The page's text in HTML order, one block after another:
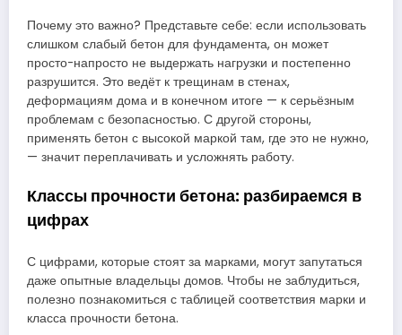
Почему это важно? Представьте себе: если использовать
слишком слабый бетон для фундамента, он может
просто-напросто не выдержать нагрузки и постепенно
разрушится. Это ведёт к трещинам в стенах,
деформациям дома и в конечном итоге — к серьёзным
проблемам с безопасностью. С другой стороны,
применять бетон с высокой маркой там, где это не нужно,
— значит переплачивать и усложнять работу.
Классы прочности бетона: разбираемся в
цифрах
С цифрами, которые стоят за марками, могут запутаться
даже опытные владельцы домов. Чтобы не заблудиться,
полезно познакомиться с таблицей соответствия марки и
класса прочности бетона.